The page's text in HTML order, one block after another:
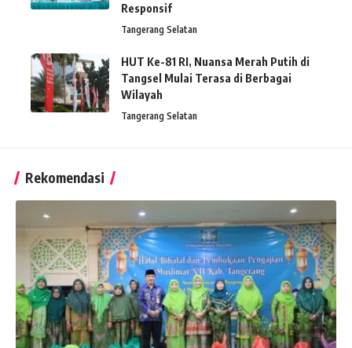
Responsif
Tangerang Selatan
HUT Ke-81 RI, Nuansa Merah Putih di
Tangsel Mulai Terasa di Berbagai
Wilayah
Tangerang Selatan
Rekomendasi